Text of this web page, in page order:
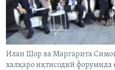
Илан Шор ва Маргарита
халқаро иқтисодий